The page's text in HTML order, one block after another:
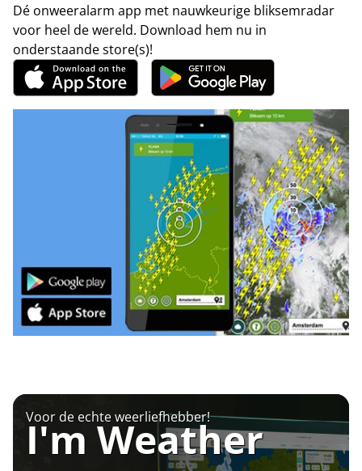
Dé onweeralarm app met nauwkeurige bliksemradar
voor heel de wereld. Download hem nu in
onderstaande store(s)!
Voor de echte weerliefhebber!
I'm Weather